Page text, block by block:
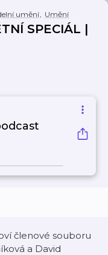
umění, Umění
SPECIÁL |
členové souboru
a David